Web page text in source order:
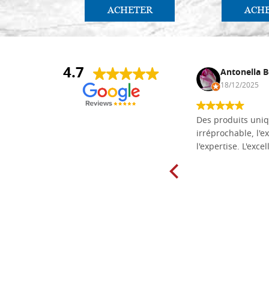
ACHETER
4.7
Daniel Vandewalle Antonella
18/12/2025
Des produits
irréprochable,
l'expertise.